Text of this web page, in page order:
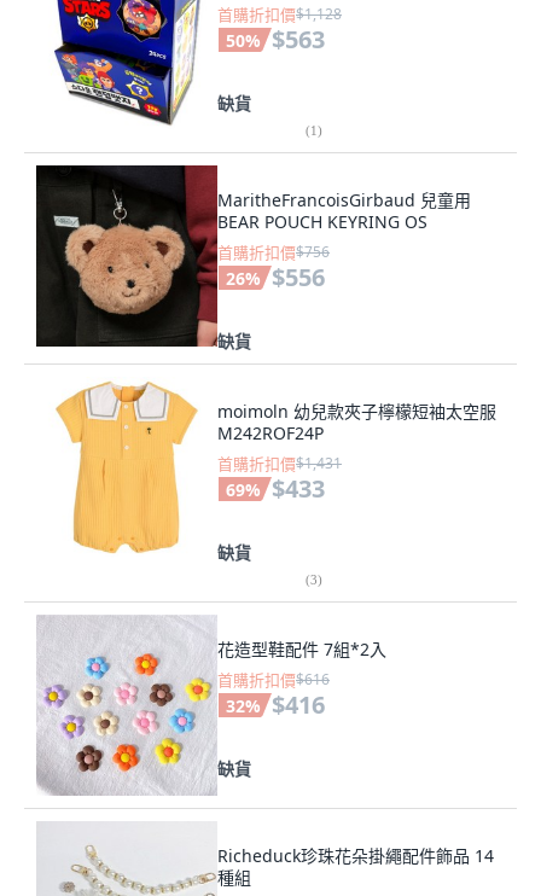
首購折扣價$1,128
50% $563
缺貨
(1)
MaritheFrancoisGirbaud 兒童用
BEAR POUCH KEYRING OS
首購折扣價$756
26% $556
缺貨
moimoln 幼兒款夾子檸檬短袖太空服
M242ROF24P
首購折扣價$1,431
69% $433
缺貨
(3)
花造型鞋配件 7組*2入
首購折扣價$616
32% $416
缺貨
Richeduck珍珠花朵掛繩配件飾品 14
種組